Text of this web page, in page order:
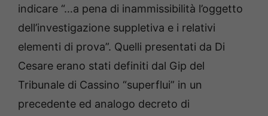
indicare “…a pena di inammissibilità l’oggetto
dell’investigazione suppletiva e i relativi
elementi di prova”. Quelli presentati da Di
Cesare erano stati definiti dal Gip del
Tribunale di Cassino “superflui” in un
precedente ed analogo decreto di